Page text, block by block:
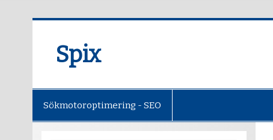
Spix
Sökmotoroptimering - SEO